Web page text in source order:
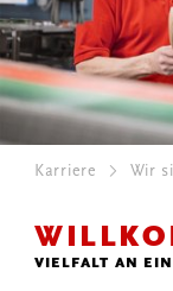
Karriere Wir
VIELFALT AN